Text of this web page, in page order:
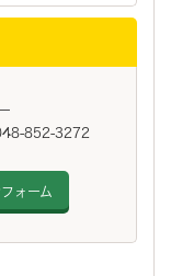
ー
852-3272
ォーム